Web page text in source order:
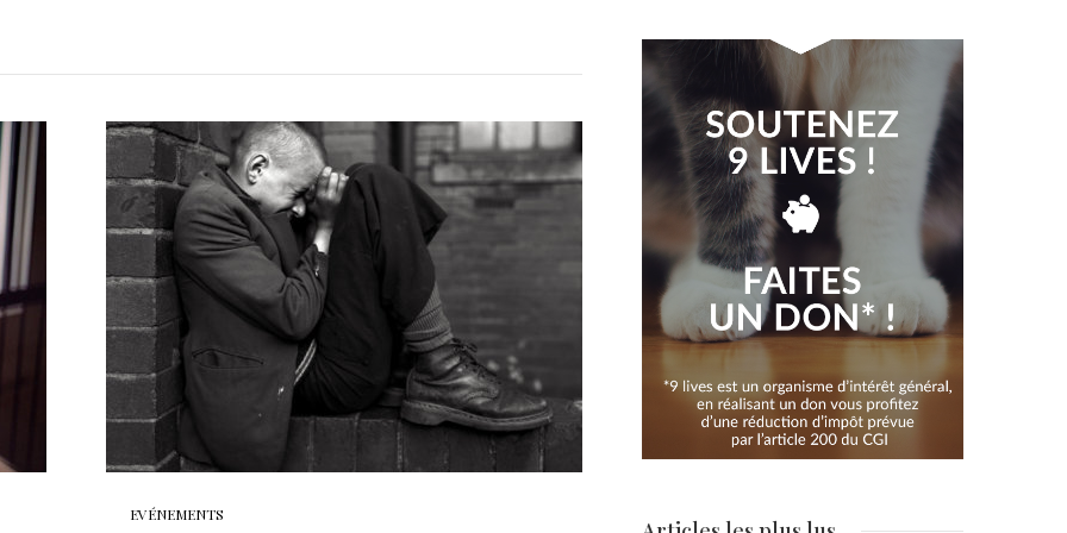
EVÉNEMENTS